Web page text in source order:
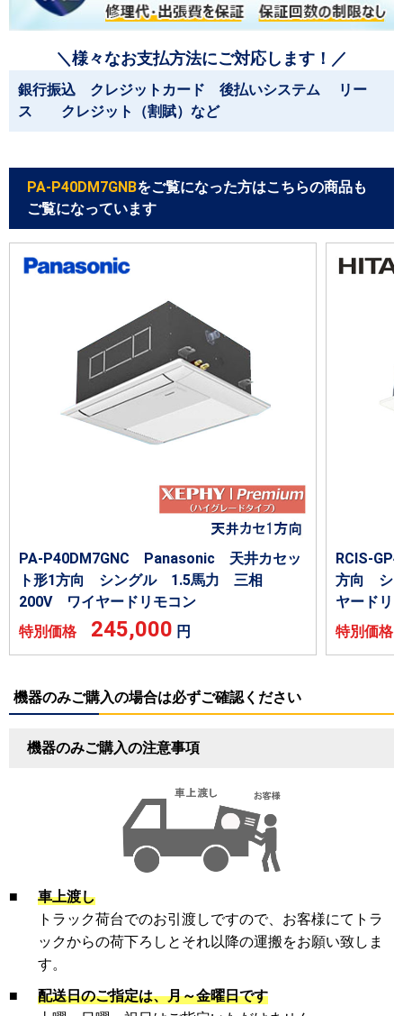
＼様々なお支払方法にご対応します！／
銀行振込 クレジットカード 後払いシステム リー
ス クレジット（割賦）など
PA-P40DM7GNBをご覧になった方はこちらの商品も
ご覧になっています
PA-P40DM7GNC Panasonic 天井カセッ
ト形1方向 シングル 1.5馬力 三相
200V ワイヤードリモコン
特別価格 245,000 円
RCIS-
方向 シ
ヤードリ
特別価
機器のみご購入の場合は必ずご確認ください
機器のみご購入の注意事項
■
車上渡し
トラック荷台でのお引渡しですので、お客様にてトラ
ックからの荷下ろしとそれ以降の運搬をお願い致しま
す。
■
配送日のご指定は、月～金曜日です